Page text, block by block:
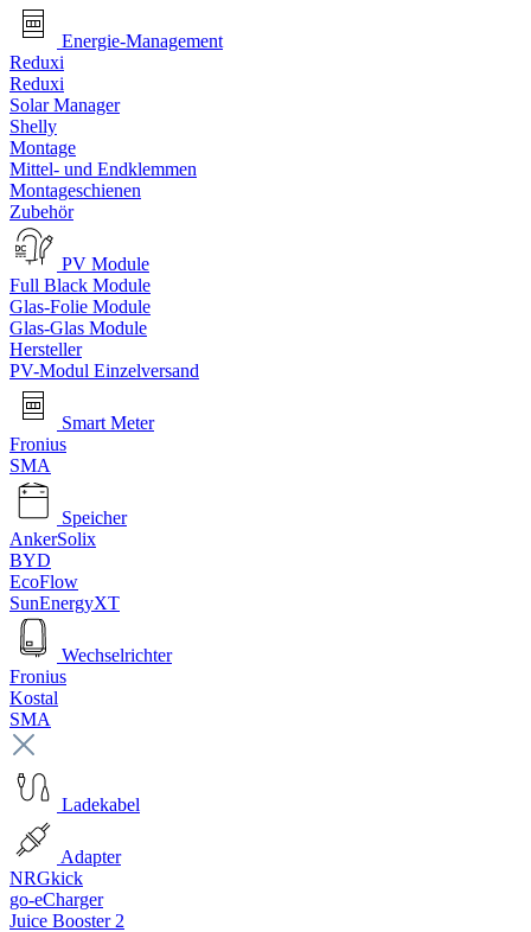
Energie-Management
Reduxi
Reduxi
Solar Manager
Shelly
Montage
Mittel- und Endklemmen
Montageschienen
Zubehör
PV Module
Full Black Module
Glas-Folie Module
Glas-Glas Module
Hersteller
PV-Modul Einzelversand
Smart Meter
Fronius
SMA
Speicher
AnkerSolix
BYD
EcoFlow
SunEnergyXT
Wechselrichter
Fronius
Kostal
SMA
Ladekabel
Adapter
NRGkick
go-eCharger
Juice Booster 2